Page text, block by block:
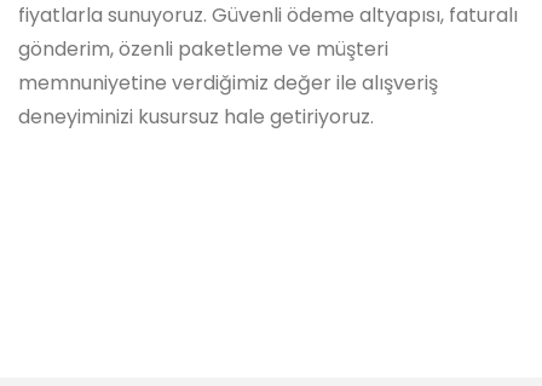
fiyatlarla sunuyoruz. Güvenli ödeme altyapısı, faturalı
gönderim, özenli paketleme ve müşteri
memnuniyetine verdiğimiz değer ile alışveriş
deneyiminizi kusursuz hale getiriyoruz.